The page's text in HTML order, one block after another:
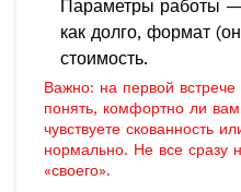
Параметры работы —
как долго, формат
стоимость.
Важно: на первой встрече
понять, комфортно ли
чувствуете скованность
нормально. Не все сразу
«своего».